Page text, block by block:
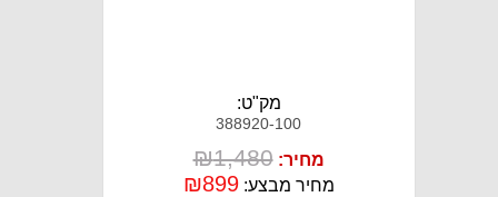
מק"ט:
388920-100
מחיר: ₪1,480
מחיר מבצע: ₪899